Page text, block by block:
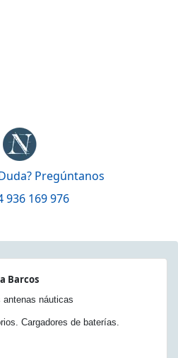
Pregúntanos
936 169 976
Barcos
náuticas
Cargadores de baterías.